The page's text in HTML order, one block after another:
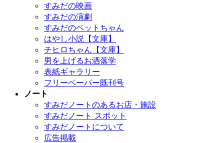
すみだの映画
すみだの演劇
すみだのペットちゃん
はやし小説【文庫】
チヒロちゃん【文庫】
男を上げるお洒落学
表紙ギャラリー
フリーペーパー既刊号
ノート
すみだノートのあるお店・施設
すみだノート スポット
すみだノートについて
広告掲載